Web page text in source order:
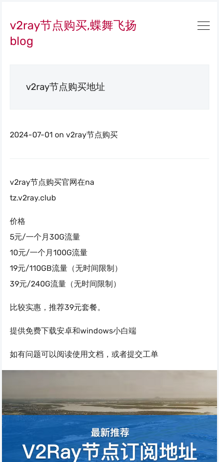
v2ray节点购买,蝶舞飞扬
blog
v2ray节点购买地址
2024-07-01 on v2ray节点购买
v2ray节点购买官网在na
tz.v2ray.club
价格
5元/一个月30G流量
10元/一个月100G流量
19元/110GB流量（无时间限制）
39元/240G流量（无时间限制）
比较实惠，推荐39元套餐。
提供免费下载安卓和windows小白端
如有问题可以阅读使用文档，或者提交工单